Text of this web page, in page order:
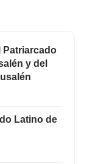
y del
Latino de